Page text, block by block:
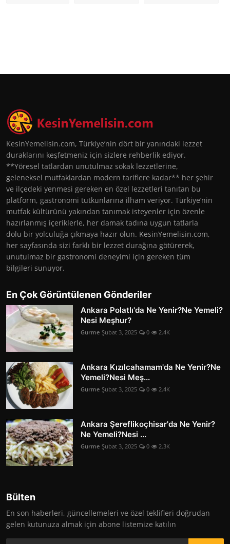
KesinYemelisin.com, Türkiye’nin dört bir yanındaki lezzet
duraklarını keşfetmeniz için sizlere rehberlik ediyor.
**Yöresel tatlardan unutulmaz sokak lezzetlerine,
geleneksel mutfaklardan modern tariflere kadar** her şehir
ve ilçedeki yenmesi gereken en özel lezzetleri tanıtan bu
platform, gastronomi tutkunlarına ilham veriyor. Türkiye’nin
mutfak kültürünü yakından tanımak isteyenler için özenle
hazırlanmış içeriklerle, her damak tadına uygun tatlarla
dolu bir yolculuğa çıkmaya hazır olun. KesinYemelisin.com,
her sayfasında sizi farklı bir lezzet durağına götürerek,
unutulmaz bir gastronomi deneyimi için gereken tüm
bilgileri sunuyor.
En Çok Görüntülenen Gönderiler
Ankara Polatlı'da Ne Yenir?Ne Yemeli?
Nesi Meşhur?
Gurme Şubat 3, 2025 0 2.4K
Ankara Kızılcahamam'da Ne Yenir?Ne
Yemeli?Nesi Meş...
Gurme Şubat 3, 2025 0 2.4K
Ankara Şereflikoçhisar'da Ne Yenir?
Ne Yemeli?Nesi ...
Gurme Şubat 3, 2025 0 2.3K
Bülten
En son haberleri, güncellemeleri ve özel teklifleri doğrudan
gelen kutunuza almak için abone listemize katılın